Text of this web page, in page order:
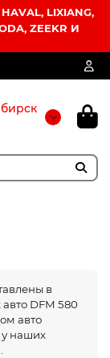
LIXIANG,
ZEEKR И
в
DFM 580
авто
у наших